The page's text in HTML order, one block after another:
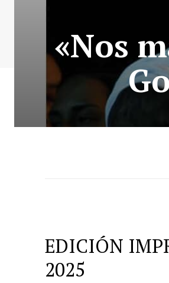
«Nos
EDICIÓN
2025